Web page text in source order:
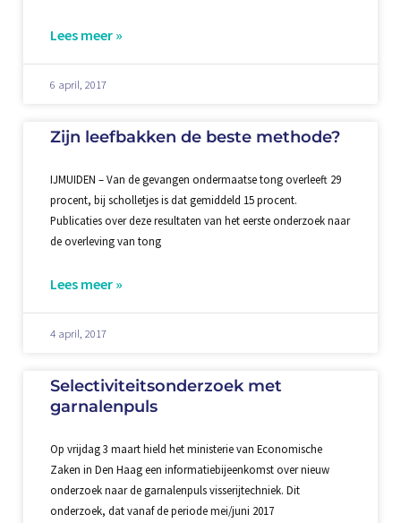
Lees meer »
6 april, 2017
Zijn leefbakken de beste methode?
IJMUIDEN – Van de gevangen ondermaatse tong overleeft 29
procent, bij scholletjes is dat gemiddeld 15 procent.
Publicaties over deze resultaten van het eerste onderzoek naar
de overleving van tong
Lees meer »
4 april, 2017
Selectiviteitsonderzoek met
garnalenpuls
Op vrijdag 3 maart hield het ministerie van Economische
Zaken in Den Haag een informatiebijeenkomst over nieuw
onderzoek naar de garnalenpuls visserijtechniek. Dit
onderzoek, dat vanaf de periode mei/juni 2017